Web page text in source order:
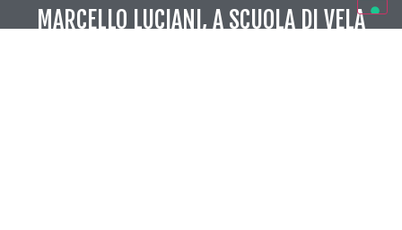
MARCELLO LUCIANI, A SCUOLA DI VELA